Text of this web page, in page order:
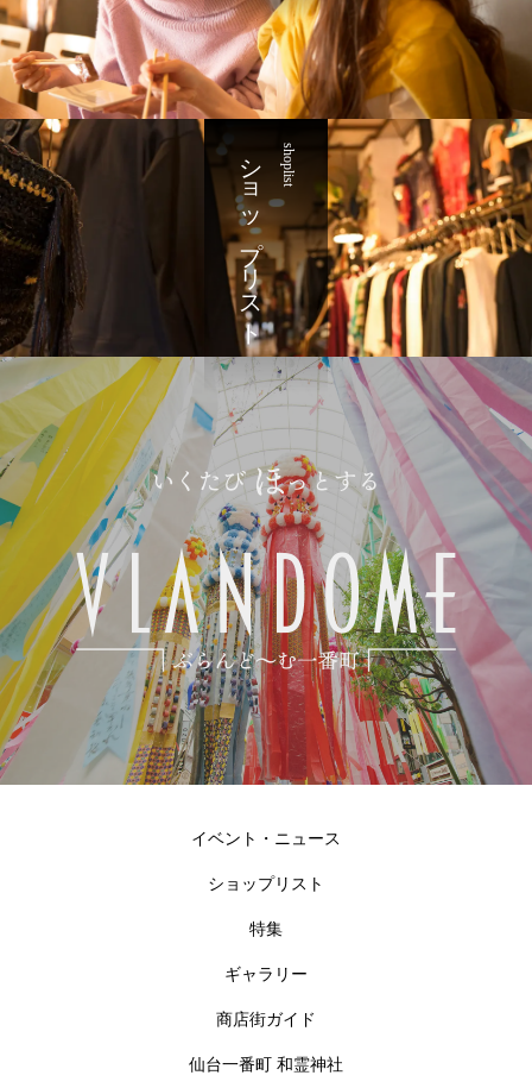
shoplist
ショップリスト
イベント・ニュース
ショップリスト
特集
ギャラリー
商店街ガイド
仙台一番町 和霊神社